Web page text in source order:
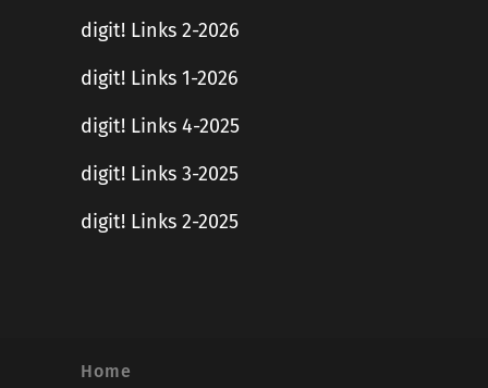
digit! Links 2-2026
digit! Links 1-2026
digit! Links 4-2025
digit! Links 3-2025
digit! Links 2-2025
Home